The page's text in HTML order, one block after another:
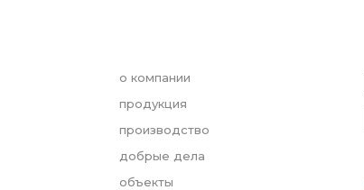
о компании
продукция
производство
добрые дела
объекты